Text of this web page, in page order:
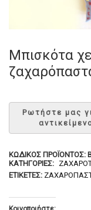
Μπισκότα
ΚΩΔΙΚΌΣ ΠΡΟΪΌΝΤΟΣ:
ΚΑΤΗΓΟΡΊΕΣ:
ΕΤΙΚΈΤΕΣ: